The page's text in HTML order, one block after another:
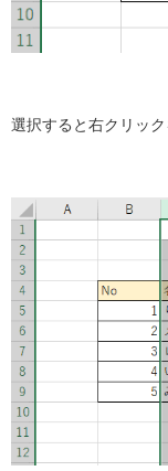
選択すると右クリッ